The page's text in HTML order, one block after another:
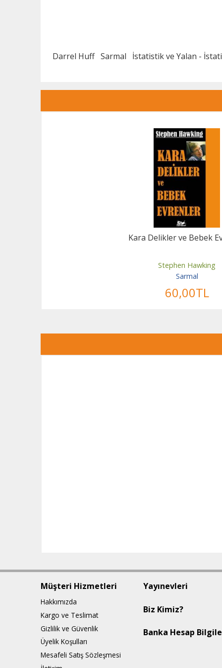
Darrel Huff Sarmal İstatistik ve Yalan -
Kara Delikler ve Bebek
Stephen Hawking
Sarmal
60,00TL
Müşteri Hizmetleri
Hakkımızda
Kargo ve Teslimat
Gizlilik ve Güvenlik
Üyelik Koşulları
Mesafeli Satış Sözleşmesi
Yayınevleri
Biz Kimiz?
Banka Hesap